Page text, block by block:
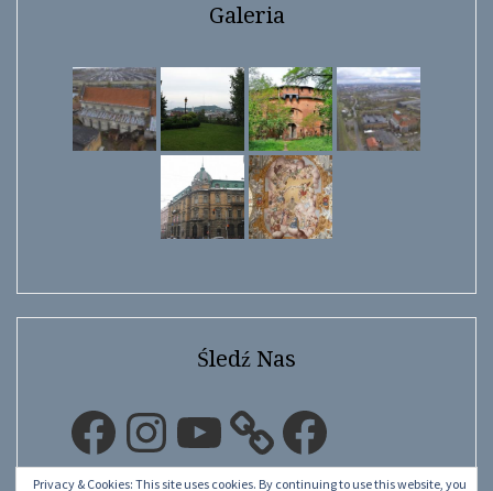
Galeria
Śledź Nas
FacebookInstagramYouTube Facebook
Privacy & Cookies: This site uses cookies. By continuing to use this website, you